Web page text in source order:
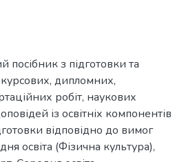
з підготовки та
дипломних,
робіт, наукових
із освітніх компонентів
відповідно до вимог
освіта (Фізична культура),